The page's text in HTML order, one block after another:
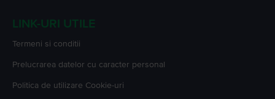
LINK-URI UTILE
Termeni si conditii
Prelucrarea datelor cu caracter personal
Politica de utilizare Cookie-uri